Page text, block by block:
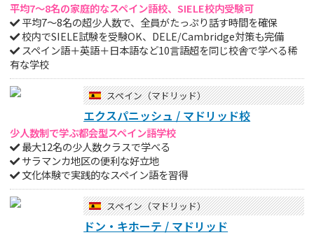
平均7～8名の家庭的なスペイン語校、SIELE校内受験可
平均7～8名の超少人数で、全員がたっぷり話す時間を確保
校内でSIELE試験を受験OK、DELE/Cambridge対策も完備
スペイン語＋英語＋日本語など10言語超を同じ校舎で学べる稀
有な学校
スペイン（マドリッド）
エクスパニッシュ / マドリッド校
少人数制で学ぶ都会型スペイン語学校
最大12名の少人数クラスで学べる
サラマンカ地区の便利な好立地
文化体験で実践的なスペイン語を習得
スペイン（マドリッド）
ドン・キホーテ / マドリッド